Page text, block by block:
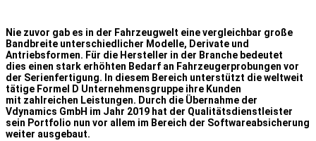
Nie zuvor gab es in der Fahrzeugwelt eine vergleichbar große
Bandbreite unterschiedlicher Modelle, Derivate und
Antriebsformen. Für die Hersteller in der Branche bedeutet
dies einen stark erhöhten Bedarf an Fahrzeugerprobungen vor
der Serienfertigung. In diesem Bereich unterstützt die weltweit
tätige Formel D Unternehmensgruppe ihre Kunden
mit zahlreichen Leistungen. Durch die Übernahme der
Vdynamics GmbH im Jahr 2019 hat der Qualitätsdienstleister
sein Portfolio nun vor allem im Bereich der Softwareabsicherung
weiter ausgebaut.